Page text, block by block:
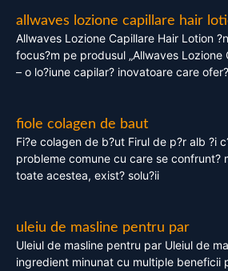
allwaves lozione capillare hair
Allwaves Lozione Capillare Hair Lotion
focus?m pe produsul „Allwaves Lozione
– o lo?iune capilar? inovatoare care
fiole colagen de baut
Fi?e colagen de b?ut Firul de p?r alb ?i
probleme comune cu care se confrunt?
toate acestea, exist? solu?ii
uleiu de masline pentru par
Uleiul de masline pentru par Uleiul de
ingredient minunat cu multiple beneficii